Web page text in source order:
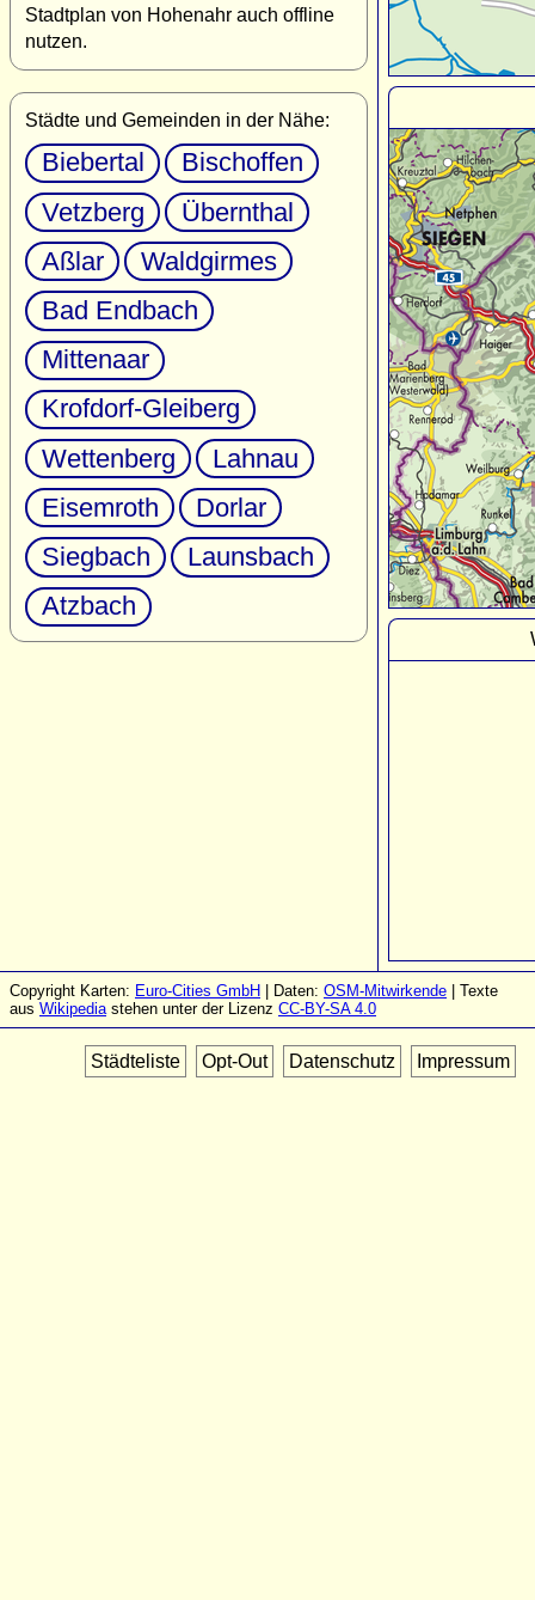
Stadtplan von Hohenahr auch offline
nutzen.
Städte und Gemeinden in der Nähe:
Biebertal
Bischoffen
Vetzberg
Übernthal
Aßlar
Waldgirmes
Bad Endbach
Mittenaar
Krofdorf-Gleiberg
Wettenberg
Lahnau
Eisemroth
Dorlar
Siegbach
Launsbach
Atzbach
Copyright Karten: Euro-Cities GmbH | Daten: OSM-Mitwirkende | Texte
aus Wikipediastehen unter der Lizenz CC-BY-SA 4.0
Städteliste Opt-Out Datenschutz Impressum